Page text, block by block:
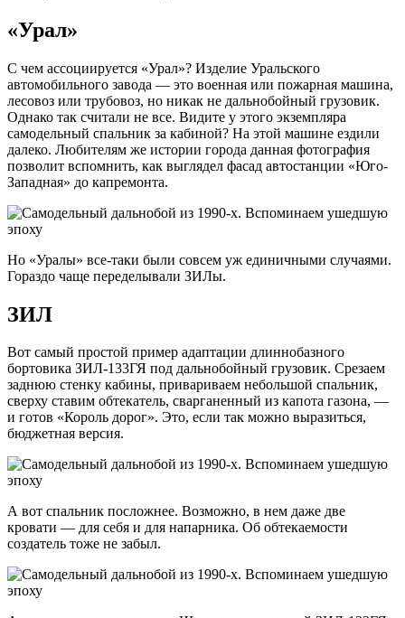
«Урал»
С чем ассоциируется «Урал»? Изделие Уральского
автомобильного завода — это военная или пожарная машина,
лесовоз или трубовоз, но никак не дальнобойный грузовик.
Однако так считали не все. Видите у этого экземпляра
самодельный спальник за кабиной? На этой машине ездили
далеко. Любителям же истории города данная фотография
позволит вспомнить, как выглядел фасад автостанции «Юго-
Западная» до капремонта.
Но «Уралы» все-таки были совсем уж единичными случаями.
Гораздо чаще переделывали ЗИЛы.
ЗИЛ
Вот самый простой пример адаптации длиннобазного
бортовика ЗИЛ-133ГЯ под дальнобойный грузовик. Срезаем
заднюю стенку кабины, привариваем небольшой спальник,
сверху ставим обтекатель, сварганенный из капота газона, —
и готов «Король дорог». Это, если так можно выразиться,
бюджетная версия.
А вот спальник посложнее. Возможно, в нем даже две
кровати — для себя и для напарника. Об обтекаемости
создатель тоже не забыл.